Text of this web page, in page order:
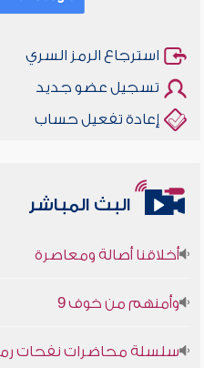
استرجاع الرمز السري
تسجيل عضو جديد
إعادة تفعيل حساب
البث المباشر